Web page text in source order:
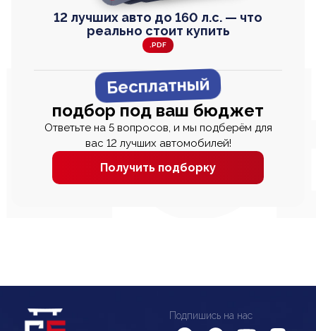
12 лучших авто до 160 л.с. — что
реально стоит купить
.PDF
Бесплатный
подбор под ваш бюджет
Ответьте на 5 вопросов, и мы подберём для
вас 12 лучших автомобилей!
Получить подборку
Подпишись на нас